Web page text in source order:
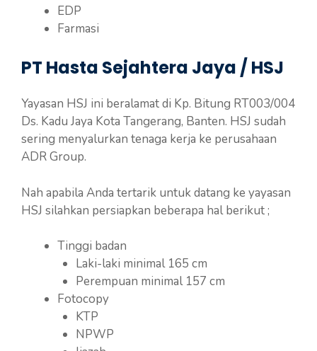
EDP
Farmasi
PT Hasta Sejahtera Jaya / HSJ
Yayasan HSJ ini beralamat di Kp. Bitung RT003/004
Ds. Kadu Jaya Kota Tangerang, Banten. HSJ sudah
sering menyalurkan tenaga kerja ke perusahaan
ADR Group.
Nah apabila Anda tertarik untuk datang ke yayasan
HSJ silahkan persiapkan beberapa hal berikut ;
Tinggi badan
Laki-laki minimal 165 cm
Perempuan minimal 157 cm
Fotocopy
KTP
NPWP